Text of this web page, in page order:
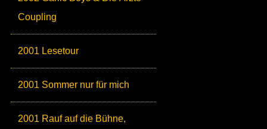
Coupling
2001 Lesetour
2001 Sommer nur für mich
2001 Rauf auf die Bühne,